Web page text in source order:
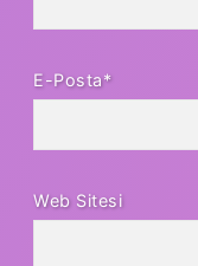
E-Posta*
Web Sitesi